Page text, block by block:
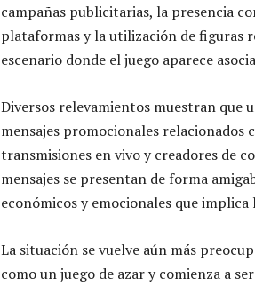
campañas publicitarias, la presencia
plataformas y la utilización de figuras
escenario donde el juego aparece
Diversos relevamientos muestran que
mensajes promocionales relacionados
transmisiones en vivo y creadores de
mensajes se presentan de forma
económicos y emocionales que implica
La situación se vuelve aún más
como un juego de azar y comienza a